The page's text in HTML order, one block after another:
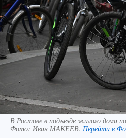
В Ростове в подъезде жилого дома
Фото: Иван МАКЕЕВ. Перейти в